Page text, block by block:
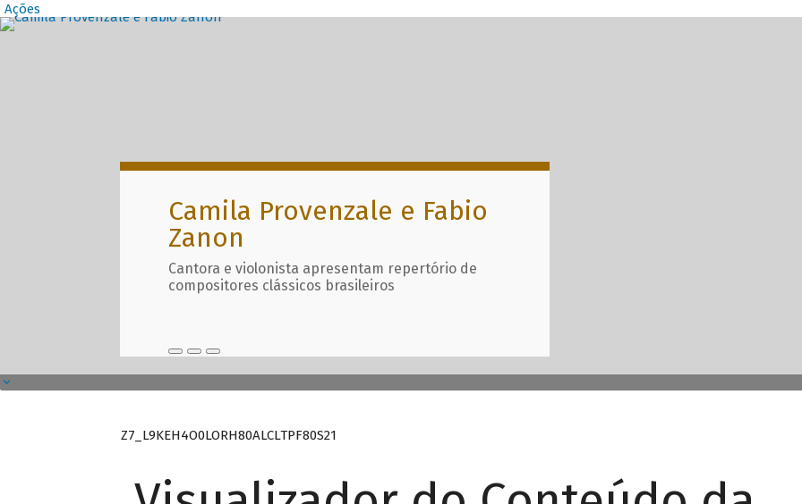
Ações
Destaques Principais com
Camila Provenzale e Fabio
Zanon
Cantora e violonista apresentam repertório de
compositores clássicos brasileiros
Z7_L9KEH4O0LORH80ALCLTPF80S21